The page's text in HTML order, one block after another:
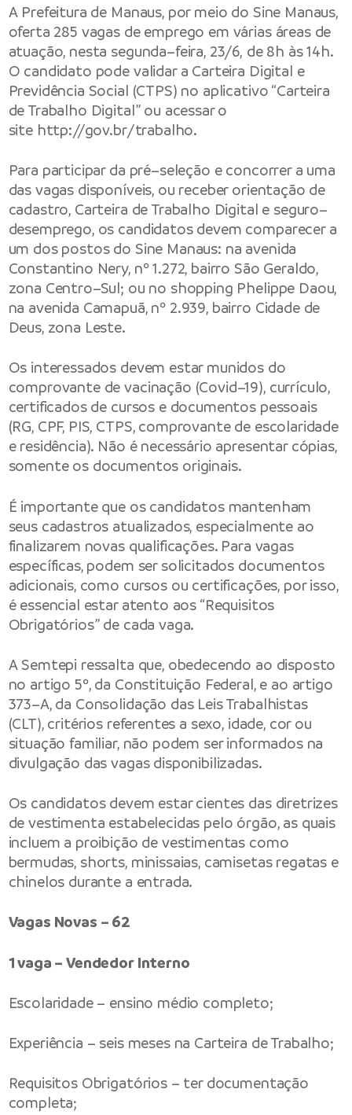
A Prefeitura de Manaus, por meio do Sine Manaus,
oferta 285 vagas de emprego em várias áreas de
atuação, nesta segunda–feira, 23/6, de 8h às 14h.
O candidato pode validar a Carteira Digital e
Previdência Social (CTPS) no aplicativo “Carteira
de Trabalho Digital” ou acessar o
site http://gov.br/trabalho.
Para participar da pré–seleção e concorrer a uma
das vagas disponíveis, ou receber orientação de
cadastro, Carteira de Trabalho Digital e seguro–
desemprego, os candidatos devem comparecer a
um dos postos do Sine Manaus: na avenida
Constantino Nery, nº 1.272, bairro São Geraldo,
zona Centro–Sul; ou no shopping Phelippe Daou,
na avenida Camapuã, nº 2.939, bairro Cidade de
Deus, zona Leste.
Os interessados devem estar munidos do
comprovante de vacinação (Covid–19), currículo,
certificados de cursos e documentos pessoais
(RG, CPF, PIS, CTPS, comprovante de escolaridade
e residência). Não é necessário apresentar cópias,
somente os documentos originais.
É importante que os candidatos mantenham
seus cadastros atualizados, especialmente ao
finalizarem novas qualificações. Para vagas
específicas, podem ser solicitados documentos
adicionais, como cursos ou certificações, por isso,
é essencial estar atento aos “Requisitos
Obrigatórios” de cada vaga.
A Semtepi ressalta que, obedecendo ao disposto
no artigo 5º, da Constituição Federal, e ao artigo
373–A, da Consolidação das Leis Trabalhistas
(CLT), critérios referentes a sexo, idade, cor ou
situação familiar, não podem ser informados na
divulgação das vagas disponibilizadas.
Os candidatos devem estar cientes das diretrizes
de vestimenta estabelecidas pelo órgão, as quais
incluem a proibição de vestimentas como
bermudas, shorts, minissaias, camisetas regatas e
chinelos durante a entrada.
Vagas Novas – 62
1 vaga – Vendedor Interno
Escolaridade – ensino médio completo;
Experiência – seis meses na Carteira de Trabalho;
Requisitos Obrigatórios – ter documentação
completa;